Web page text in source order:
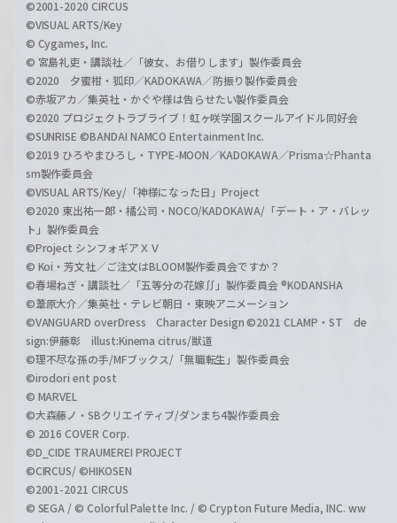
©2001-2020 CIRCUS
©VISUAL ARTS/Key
© Cygames, Inc.
© 宮島礼吏・講談社／「彼女、お借りします」製作委員会
©2020 夕蜜柑・狐印／KADOKAWA／防振り製作委員会
©赤坂アカ／集英社・かぐや様は告らせたい製作委員会
©2020 プロジェクトラブライブ！虹ヶ咲学園スクールアイドル同好会
©SUNRISE ©BANDAI NAMCO Entertainment Inc.
©2019 ひろやまひろし・TYPE-MOON／KADOKAWA／Prisma☆Phanta
sm製作委員会
©VISUAL ARTS/Key/「神様になった日」Project
©2020 東出祐一郎・橘公司・NOCO/KADOKAWA/「デート・ア・バレッ
ト」製作委員会
©Project シンフォギアＸＶ
© Koi・芳文社／ご注文はBLOOM製作委員会ですか？
©春場ねぎ・講談社／「五等分の花嫁∬」製作委員会 ®KODANSHA
©葦原大介／集英社・テレビ朝日・東映アニメーション
©VANGUARD overDress Character Design ©2021 CLAMP・ST de
sign:伊藤彰 illust:Kinema citrus/獣道
©理不尽な孫の手/MFブックス/「無職転生」製作委員会
©irodori ent post
© MARVEL
©大森藤ノ・SBクリエイティブ/ダンまち4製作委員会
© 2016 COVER Corp.
©D_CIDE TRAUMEREI PROJECT
©CIRCUS/ ©HIKOSEN
©2001-2021 CIRCUS
© SEGA / © Colorful Palette Inc. / © Crypton Future Media, INC. ww